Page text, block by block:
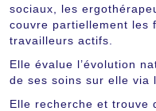
sociaux, les
couvre partiellement les
travailleurs actifs.
Elle évalue l’évolution
de ses soins sur elle via
Elle recherche et trouve